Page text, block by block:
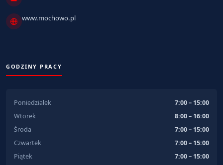
www.mochowo.pl
GODZINY PRACY
Poniedziałek
7:00 – 15:00
Wtorek
8:00 – 16:00
Środa
7:00 – 15:00
Czwartek
7:00 – 15:00
Piątek
7:00 – 15:00